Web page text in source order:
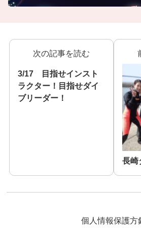
次の記事を読む
3/17 目指せインスト
ラクター！目指せダイ
ブリーダー！
長崎
個人情報保護方